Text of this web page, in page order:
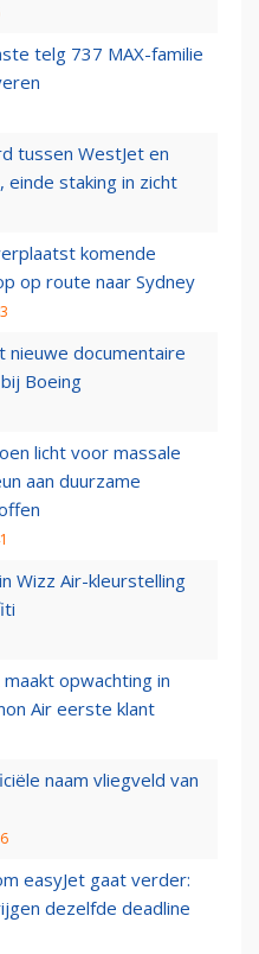
telg 737 MAX-familie
tussen WestJet en
einde staking in zicht
komende
op route naar Sydney
nieuwe documentaire
Boeing
licht voor massale
aan duurzame
Wizz Air-kleurstelling
opwachting in
Air eerste klant
naam vliegveld van
easyJet gaat verder:
dezelfde deadline